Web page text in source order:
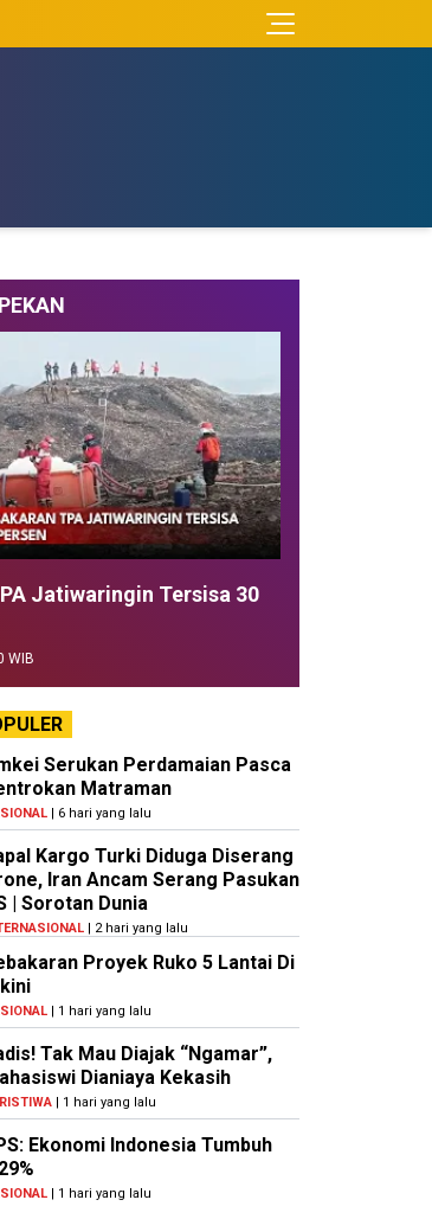
Jatiwaringin Tersisa 30
WIB
Serukan Perdamaian Pasca
Matraman
| 6 hari yang lalu
Kargo Turki Diduga Diserang
Iran Ancam Serang Pasukan
| Sorotan Dunia
| 2 hari yang lalu
Proyek Ruko 5 Lantai Di
| 1 hari yang lalu
Tak Mau Diajak “Ngamar”,
Dianiaya Kekasih
| 1 hari yang lalu
Ekonomi Indonesia Tumbuh
| 1 hari yang lalu